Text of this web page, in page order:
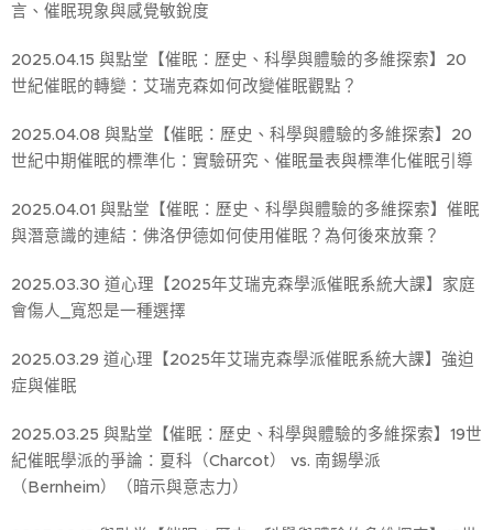
言、催眠現象與感覺敏銳度
2025.04.15 與點堂【催眠：歷史、科學與體驗的多維探索】20
世紀催眠的轉變：艾瑞克森如何改變催眠觀點？
2025.04.08 與點堂【催眠：歷史、科學與體驗的多維探索】20
世紀中期催眠的標準化：實驗研究、催眠量表與標準化催眠引導
2025.04.01 與點堂【催眠：歷史、科學與體驗的多維探索】催眠
與潛意識的連結：佛洛伊德如何使用催眠？為何後來放棄？
2025.03.30 道心理【2025年艾瑞克森學派催眠系統大課】家庭
會傷人_寬恕是一種選擇
2025.03.29 道心理【2025年艾瑞克森學派催眠系統大課】強迫
症與催眠
2025.03.25 與點堂【催眠：歷史、科學與體驗的多維探索】19世
紀催眠學派的爭論：夏科（Charcot） vs. 南錫學派
（Bernheim）（暗示與意志力）